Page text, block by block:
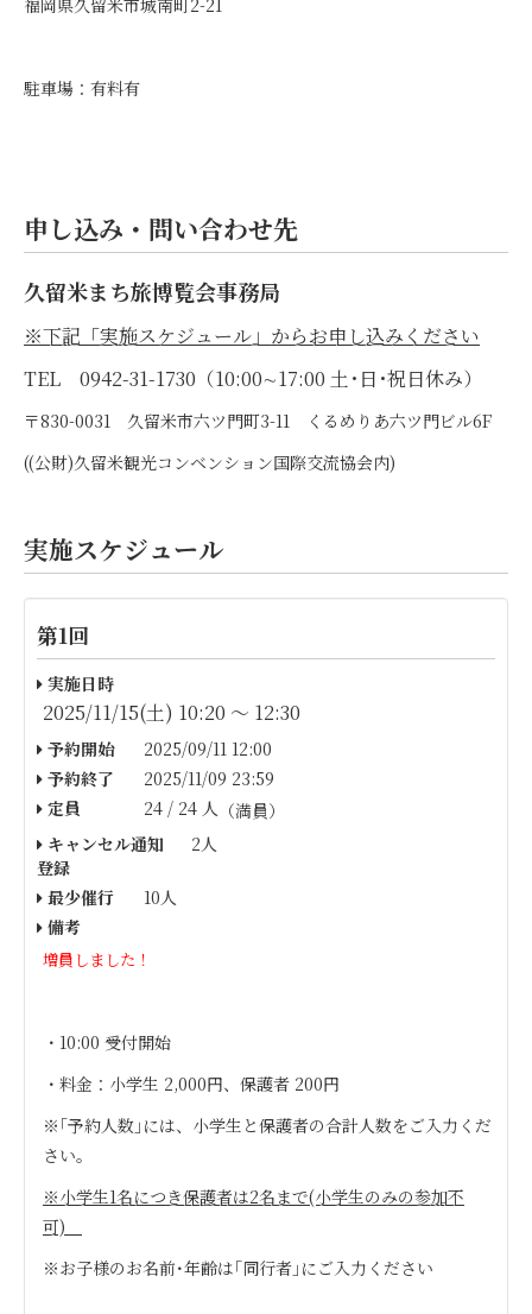
駐車場：有料有
申し込み・問い合わせ先
久留米まち旅博覧会事務局
※下記「実施スケジュール」からお申し込みください
TEL 0942-31-1730（10:00∼17:00 土･日･祝日休み）
〒830-0031 久留米市六ツ門町3-11 くるめりあ六ツ門ビル6F
((公財)久留米観光コンベンション国際交流協会内)
実施スケジュール
第1回
実施日時
2025/11/15(土) 10:20 〜 12:30
予約開始
2025/09/11 12:00
予約終了
2025/11/09 23:59
定員
24 / 24 人 （満員）
キャンセル通知
登録
2人
最少催行
10人
備考
増員しました！
・10:00 受付開始
・料金：小学生 2,000円、保護者 200円
※｢予約人数｣には、小学生と保護者の合計人数をご入力くだ
さい。
※小学生1名につき保護者は2名まで(小学生のみの参加不
可)
※お子様のお名前･年齢は｢同行者｣にご入力ください